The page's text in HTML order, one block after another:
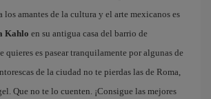
amantes de la cultura y el arte mexicanos es
Kahlo en su antigua casa del barrio de
quieres es pasear tranquilamente por algunas de
de la ciudad no te pierdas las de Roma,
Que no te lo cuenten. ¡Consigue las mejores